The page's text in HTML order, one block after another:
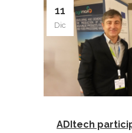
11
Dic
ADItech